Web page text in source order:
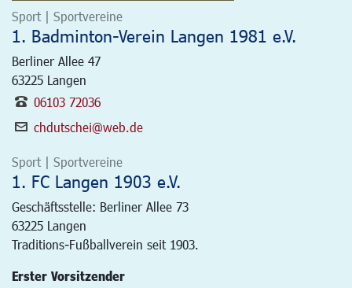
Sport | Sportvereine
1. Badminton-Verein Langen 1981 e.V.
Berliner Allee 47
63225 Langen
06103 72036
chdutschei@web.de
Sport | Sportvereine
1. FC Langen 1903 e.V.
Geschäftsstelle: Berliner Allee 73
63225 Langen
Traditions-Fußballverein seit 1903.
Erster Vorsitzender